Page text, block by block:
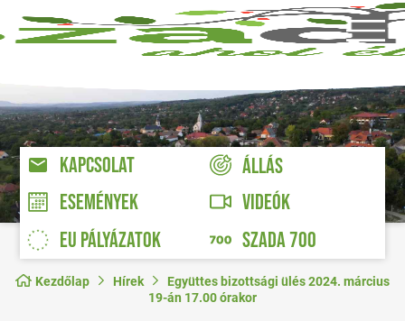
KAPCSOLAT
ÁLLÁS
ESEMÉNYEK
VIDEÓK
EU PÁLYÁZATOK
SZADA 700
Kezdőlap Hírek
Együttes bizottsági ülés 2024. március
19-án 17.00 órakor